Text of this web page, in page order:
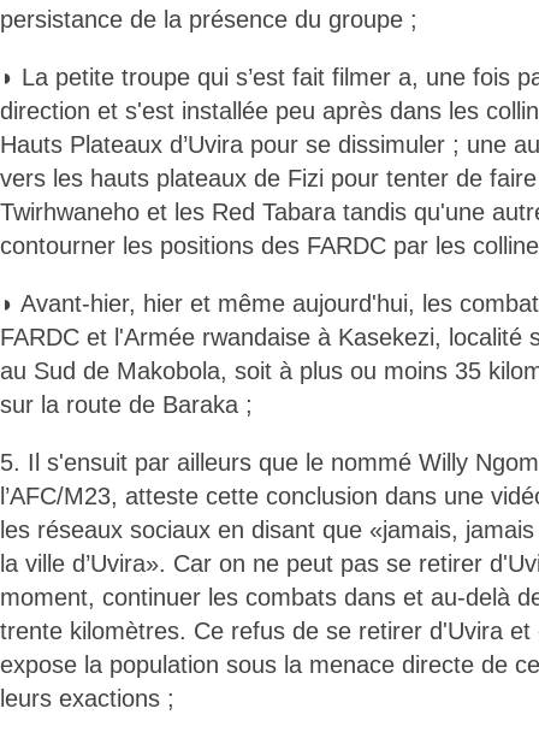
persistance de la présence du groupe ;
◗ La petite troupe qui s’est fait filmer a, une fois
direction et s'est installée peu après dans les
Hauts Plateaux d’Uvira pour se dissimuler ; une
vers les hauts plateaux de Fizi pour tenter de
Twirhwaneho et les Red Tabara tandis qu'une
contourner les positions des FARDC par les
◗ Avant-hier, hier et même aujourd'hui, les
FARDC et l'Armée rwandaise à Kasekezi, localité
au Sud de Makobola, soit à plus ou moins 35
sur la route de Baraka ;
5. Il s'ensuit par ailleurs que le nommé Willy
l’AFC/M23, atteste cette conclusion dans une
les réseaux sociaux en disant que «jamais,
la ville d’Uvira». Car on ne peut pas se retirer
moment, continuer les combats dans et au-delà
trente kilomètres. Ce refus de se retirer d'Uvira et
expose la population sous la menace directe de
leurs exactions ;